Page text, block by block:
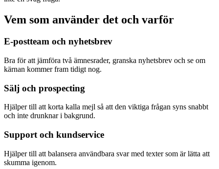
Vem som använder det och varför
E-postteam och nyhetsbrev
Bra för att jämföra två ämnesrader, granska nyhetsbrev och se om
kärnan kommer fram tidigt nog.
Sälj och prospecting
Hjälper till att korta kalla mejl så att den viktiga frågan syns snabbt
och inte drunknar i bakgrund.
Support och kundservice
Hjälper till att balansera användbara svar med texter som är lätta att
skumma igenom.